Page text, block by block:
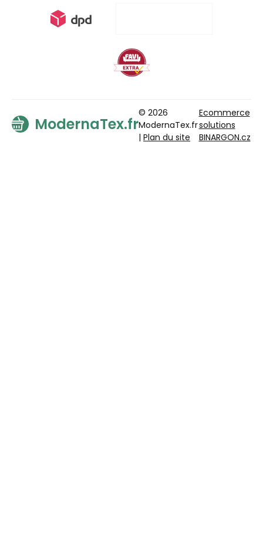
ModernaTex.fr
© 2026
ModernaTex.fr
| Plan du site
Ecommerce
solutions
BINARGON.cz